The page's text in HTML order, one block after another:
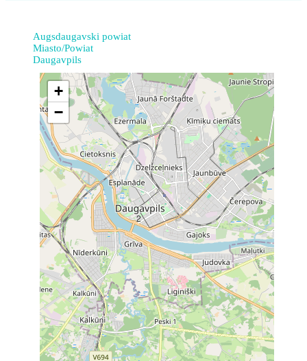
Augsdaugavski powiat
Miasto/Powiat
Daugavpils
2
+
−